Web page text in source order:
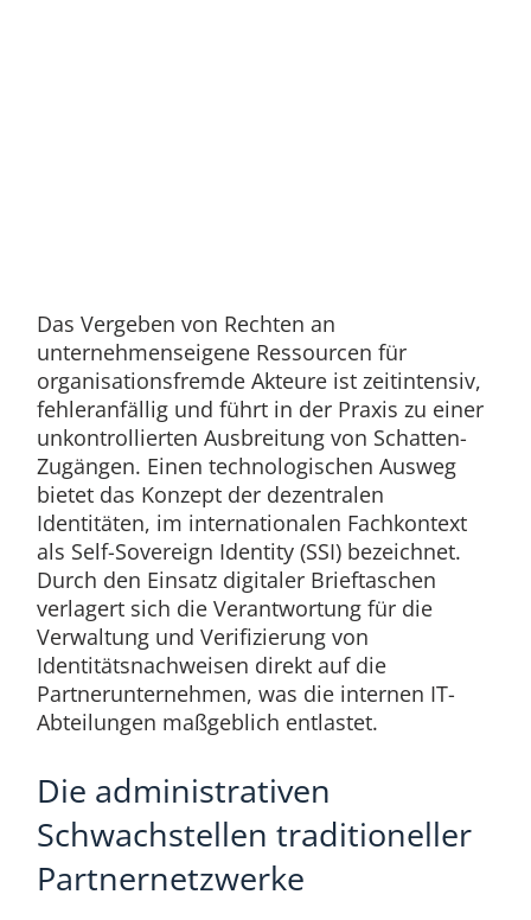
Das Vergeben von Rechten an
unternehmenseigene Ressourcen für
organisationsfremde Akteure ist zeitintensiv,
fehleranfällig und führt in der Praxis zu einer
unkontrollierten Ausbreitung von Schatten-
Zugängen. Einen technologischen Ausweg
bietet das Konzept der dezentralen
Identitäten, im internationalen Fachkontext
als Self-Sovereign Identity (SSI) bezeichnet.
Durch den Einsatz digitaler Brieftaschen
verlagert sich die Verantwortung für die
Verwaltung und Verifizierung von
Identitätsnachweisen direkt auf die
Partnerunternehmen, was die internen IT-
Abteilungen maßgeblich entlastet.
Die administrativen
Schwachstellen traditioneller
Partnernetzwerke